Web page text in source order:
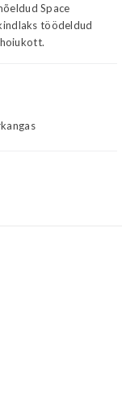
Space
töödeldud